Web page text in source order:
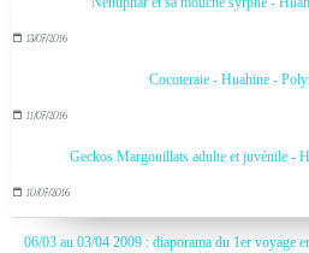
13/07/2016
Cocoteraie - Huahine -
11/07/2016
Geckos Margouillats adulte et juvénile -
10/07/2016
06/03 au 03/04 2009 : diaporama du 1er voyage